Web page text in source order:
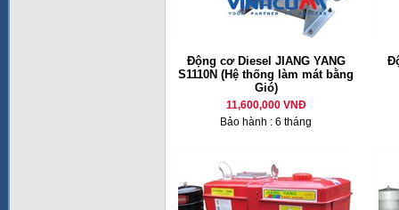
Động cơ Diesel JIANG YANG
S1110N (Hệ thống làm mát bằng
Gió)
11,600,000 VNĐ
Bảo hành : 6 tháng